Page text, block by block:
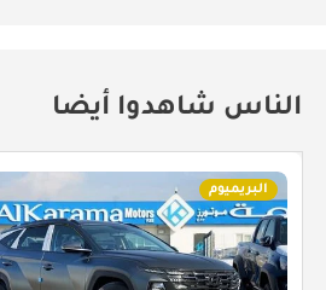
الناس شاهدوا أيضا
البريميوم